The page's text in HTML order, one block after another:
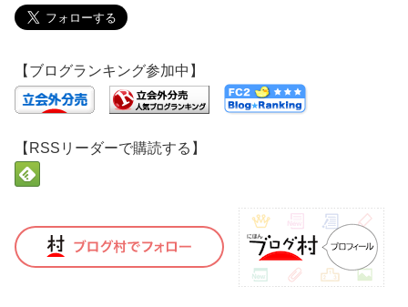
【ブログランキング参加中】
【RSSリーダーで購読する】